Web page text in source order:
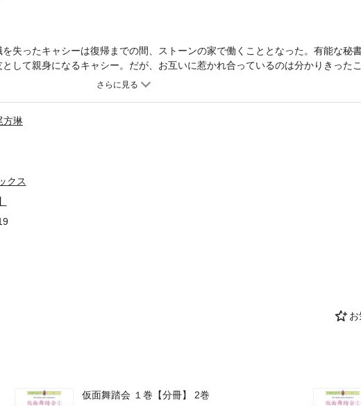
仮面舞踏会 １巻【分冊】 2巻
失ったキャシーは復帰までの間、ストーンの家で働くこととなった。有能な秘
して親身になるキャシー。だが、お互いに惹かれ合っているのは分かりきったこ
さに加えて、みるみる美しく変貌する彼女にストーンの想いは・・・。
方琳
クス